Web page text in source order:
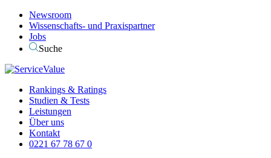
Newsroom
Wissenschafts- und Praxispartner
Jobs
Suche
Rankings & Ratings
Studien & Tests
Leistungen
Über uns
Kontakt
0221 67 78 67 0